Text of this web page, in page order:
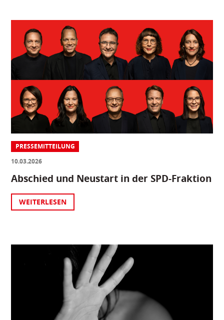
PRESSEMITTEILUNG
10.03.2026
Abschied und Neustart in der SPD-Fraktion
WEITERLESEN